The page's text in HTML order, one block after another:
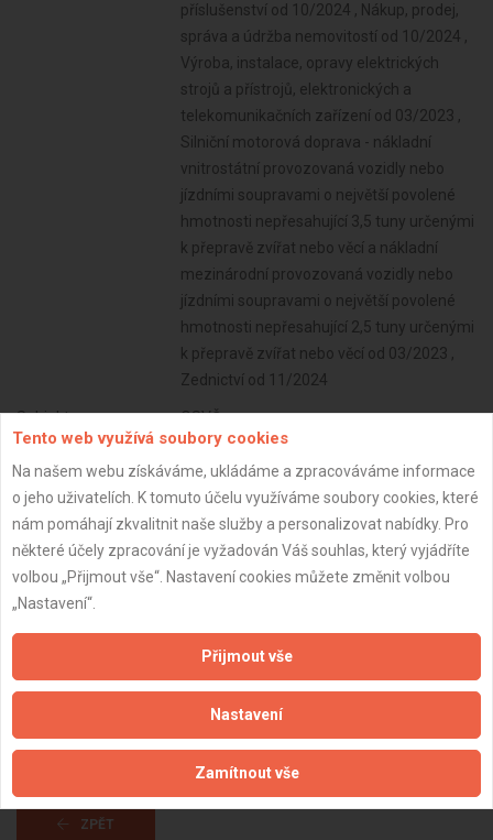
příslušenství od 10/2024 , Nákup, prodej,
správa a údržba nemovitostí od 10/2024 ,
Výroba, instalace, opravy elektrických
strojů a přístrojů, elektronických a
telekomunikačních zařízení od 03/2023 ,
Silniční motorová doprava - nákladní
vnitrostátní provozovaná vozidly nebo
jízdními soupravami o největší povolené
hmotnosti nepřesahující 3,5 tuny určenými
k přepravě zvířat nebo věcí a nákladní
mezinárodní provozovaná vozidly nebo
jízdními soupravami o největší povolené
hmotnosti nepřesahující 2,5 tuny určenými
k přepravě zvířat nebo věcí od 03/2023 ,
Zednictví od 11/2024
Subjekt: OSVČ
Věk: 28 let
Datum registrace: 19.3.2021
Dostupnost:
ZPĚT
Tento web využívá soubory cookies
Na našem webu získáváme, ukládáme a zpracováváme informace
o jeho uživatelích. K tomuto účelu využíváme soubory cookies, které
nám pomáhají zkvalitnit naše služby a personalizovat nabídky. Pro
některé účely zpracování je vyžadován Váš souhlas, který vyjádříte
volbou „Přijmout vše“. Nastavení cookies můžete změnit volbou
„Nastavení“.
Přijmout vše
Nastavení
Zamítnout vše